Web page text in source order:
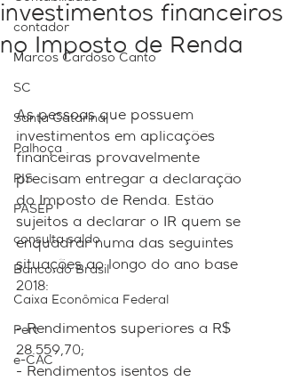
contador
Marcos Cardoso Canto
SC
Santa Catarina
Palhoça
PIS
PASEP
consulta saldo
Banco do Brasil
Caixa Econômica Federal
Pert
e-CAC
investimentos financeiros
no Imposto de Renda
As pessoas que possuem
investimentos em aplicações
financeiras provavelmente
precisam entregar a declaração
do Imposto de Renda. Estão
sujeitos a declarar o IR quem se
enquadrar numa das seguintes
situações ao longo do ano base
2018:
- Rendimentos superiores a R$
28.559,70;
- Rendimentos isentos de